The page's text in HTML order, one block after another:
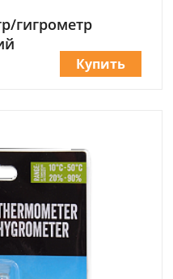
гигрометр
Купить